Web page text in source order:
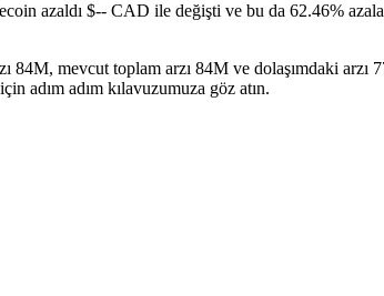
azaldı $-- CAD ile değişti ve bu da 62.46%
mevcut toplam arzı 84M ve dolaşımdaki arzı
adım adım kılavuzumuza göz atın.